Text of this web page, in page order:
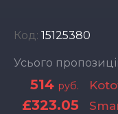
Код: 15125380
Усього
514 руб.
£323.05